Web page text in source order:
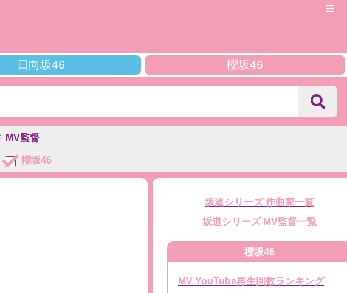
日向坂46 櫻坂46
MV監督
櫻坂46
坂道シリーズ 作曲家一覧
坂道シリーズ MV監督一覧
櫻坂46
MV YouTube再生回数ランキング